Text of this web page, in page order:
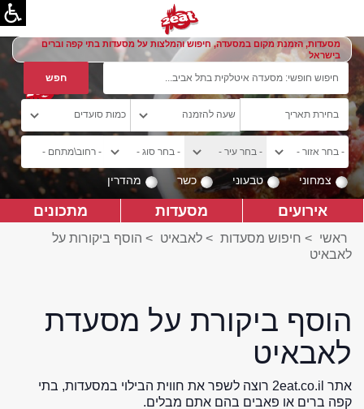
מסעדות, הזמנת מקום במסעדה, חיפוש והמלצות על מסעדות בתי קפה וברים
בישראל
צמחוני טבעוני כשר מהדרין
אירועים מסעדות מתכונים
ראשי > חיפוש מסעדות > לאבאיט > הוסף ביקורות על
לאבאיט
הוסף ביקורת על מסעדת
לאבאיט
אתר 2eat.co.il רוצה לשפר את חווית הבילוי במסעדות, בתי
קפה ברים או פאבים בהם אתם מבלים.